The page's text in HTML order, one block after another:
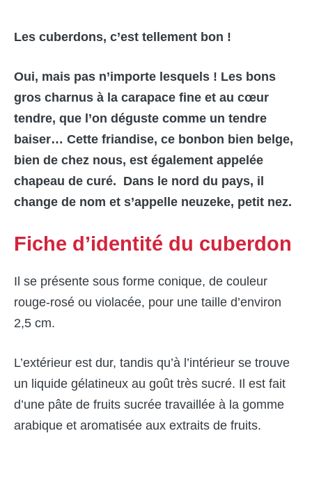
Les cuberdons, c’est tellement bon !
Oui, mais pas n’importe lesquels ! Les bons
gros charnus à la carapace fine et au cœur
tendre, que l’on déguste comme un tendre
baiser… Cette friandise, ce bonbon bien belge,
bien de chez nous, est également appelée
chapeau de curé. Dans le nord du pays, il
change de nom et s’appelle neuzeke, petit nez.
Fiche d’identité du cuberdon
Il se présente sous forme conique, de couleur
rouge-rosé ou violacée, pour une taille d’environ
2,5 cm.
L’extérieur est dur, tandis qu’à l’intérieur se trouve
un liquide gélatineux au goût très sucré. Il est fait
d’une pâte de fruits sucrée travaillée à la gomme
arabique et aromatisée aux extraits de fruits.